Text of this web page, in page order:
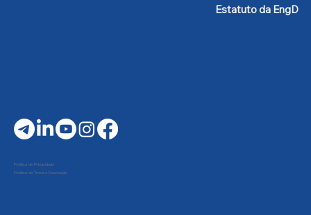
Estatuto da EngD
Política de Privacidade
Política de Troca e Devolução